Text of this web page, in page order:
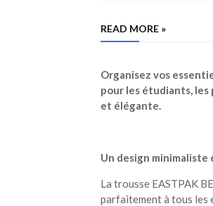
READ MORE »
Organisez vos
pour les étudiants,
et élégante.
Un design
La trousse EASTPAK
parfaitement à tous les